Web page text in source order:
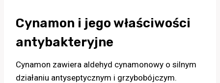
Cynamon i jego właściwości
antybakteryjne
Cynamon zawiera aldehyd cynamonowy o silnym
działaniu antyseptycznym i grzybobójczym.